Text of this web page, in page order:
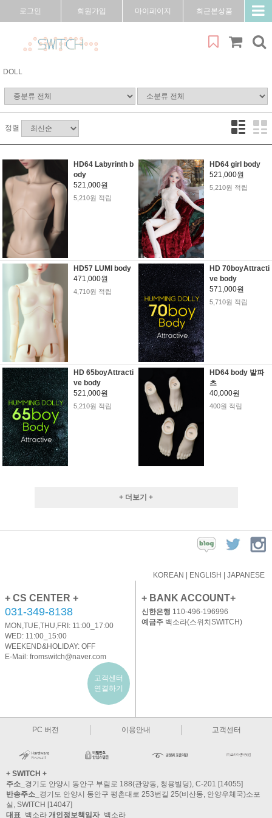
로그인 회원가입 마이페이지 최근본상품
DOLL
정렬
HD64 Labyrinth b
ody
521,000원
5,210원 적립
HD64 girl body
521,000원
5,210원 적립
HD57 LUMI body
471,000원
4,710원 적립
HD 70boyAttracti
ve body
571,000원
5,710원 적립
HD 65boyAttracti
ve body
521,000원
5,210원 적립
HD64 body 발파
츠
40,000원
400원 적립
+ 더보기 +
KOREAN ENGLISH JAPANESE
+ CS CENTER +
031-349-8138
MON,TUE,THU,FRI: 11:00_17:00
WED: 11:00_15:00
WEEKEND&HOLIDAY: OFF
E-Mail: fromswitch@naver.com
고객센터
연결하기
+ BANK ACCOUNT+
신한은행 110-496-196996
예금주백소라(스위치SWITCH)
PC 버전 이용안내 고객센터
+ SWITCH +
주소_ 경기도 안양시 동안구 부림로 188(관양동, 청용빌딩), C-201 [14055]
반송주소_ 경기도 안양시 동안구 평촌대로 253번길 25(비산동, 안양우체국)소포
실, SWITCH [14047]
대표_ 백소라 개인정보책임자_ 백소라